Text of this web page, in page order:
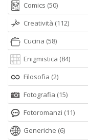
Comics (50)
Creatività (112)
Cucina (58)
Enigmistica (84)
Filosofia (2)
Fotografia (15)
Fotoromanzi (11)
Generiche (6)